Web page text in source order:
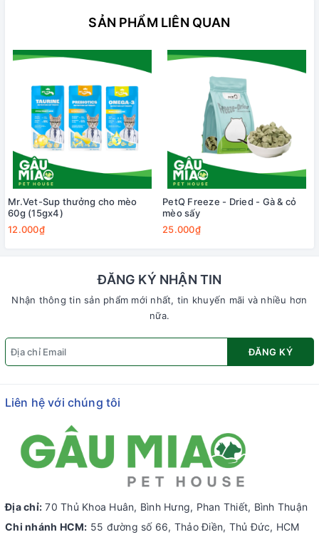
SẢN PHẨM LIÊN QUAN
Mr.Vet-Sup thưởng cho mèo
60g (15gx4)
12.000₫
PetQ Freeze - Dried - Gà & cỏ
mèo sấy
25.000₫
ĐĂNG KÝ NHẬN TIN
Nhận thông tin sản phẩm mới nhất, tin khuyến mãi và nhiều hơn
nữa.
ĐĂNG KÝ
Liên hệ với chúng tôi
Địa chỉ: 70 Thủ Khoa Huân, Bình Hưng, Phan Thiết, Bình Thuận
Chi nhánh HCM: 55 đường số 66, Thảo Điền, Thủ Đức, HCM